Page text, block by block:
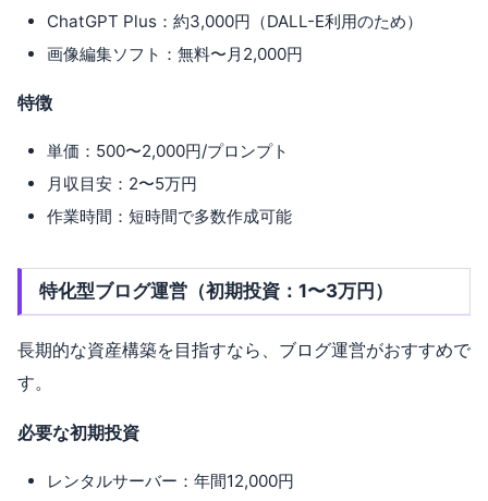
ChatGPT Plus：約3,000円（DALL-E利用のため）
画像編集ソフト：無料〜月2,000円
特徴
単価：500〜2,000円/プロンプト
月収目安：2〜5万円
作業時間：短時間で多数作成可能
特化型ブログ運営（初期投資：1〜3万円）
長期的な資産構築を目指すなら、ブログ運営がおすすめで
す。
必要な初期投資
レンタルサーバー：年間12,000円